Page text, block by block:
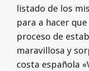
listado de los
para a hacer que
proceso de
maravillosa y
costa española